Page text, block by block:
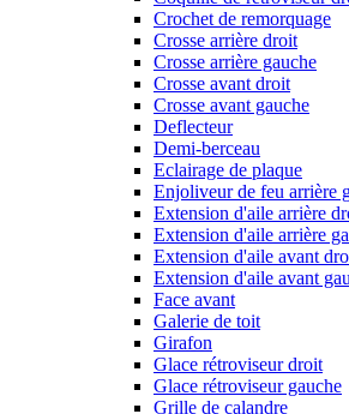
Crochet de remorquage
Crosse arrière droit
Crosse arrière gauche
Crosse avant droit
Crosse avant gauche
Deflecteur
Demi-berceau
Eclairage de plaque
Enjoliveur de feu arrière
Extension d'aile arrière
Extension d'aile arrière
Extension d'aile avant
Extension d'aile avant
Face avant
Galerie de toit
Girafon
Glace rétroviseur droit
Glace rétroviseur gauche
Grille de calandre